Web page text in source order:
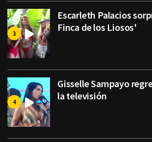
Escarleth Palacios
Finca de los Liosos'
Gisselle Sampayo
la televisión